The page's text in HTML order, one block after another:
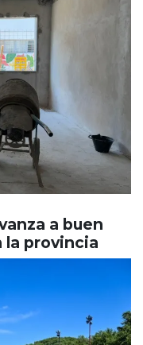
a buen
provincia